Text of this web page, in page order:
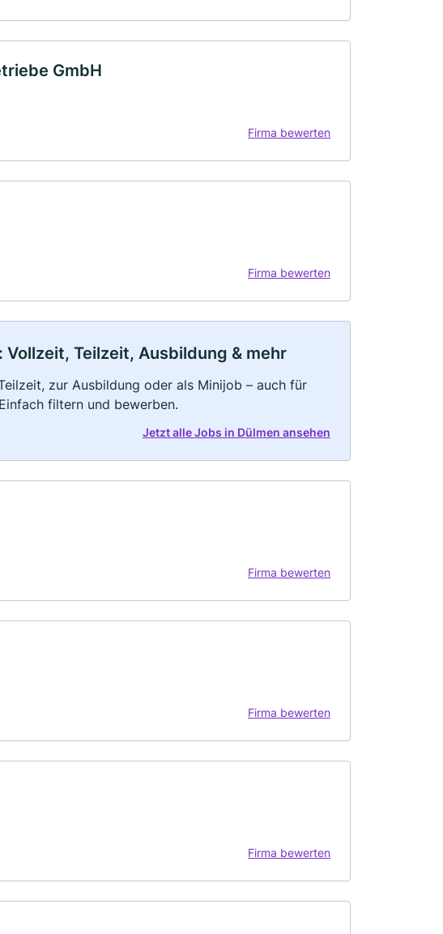
GmbH
Firma bewerten
Firma bewerten
Vollzeit, Teilzeit, Ausbildung & mehr
zur Ausbildung oder als Minijob – auch für
filtern und bewerben.
Jetzt alle Jobs in Dülmen ansehen
Firma bewerten
Firma bewerten
Firma bewerten